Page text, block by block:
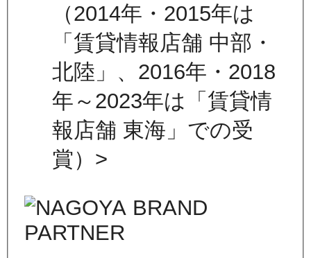
（2014年・2015年は
「賃貸情報店舗 中部・
北陸」、2016年・2018
年～2023年は「賃貸情
報店舗 東海」での受
賞）>